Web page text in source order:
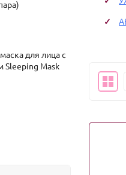
для лица с
Sleeping Mask